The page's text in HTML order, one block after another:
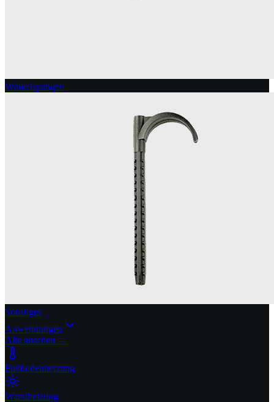
Winkelspangen
Sonstiges
Anwendungen
Alle ansehen →
Fußbodenheizung
Wandheizung